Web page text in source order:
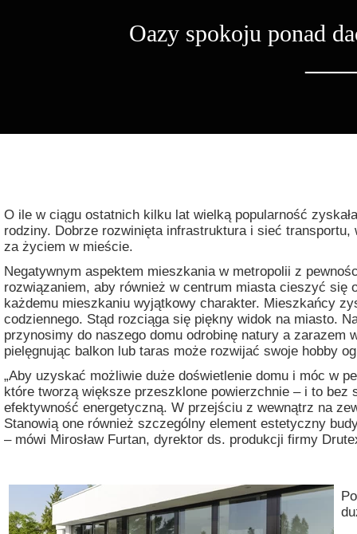
Negatywnym aspektem mieszkania w metropolii z
rozwiązaniem, aby również w centrum miasta cieszyć się
każdemu mieszkaniu wyjątkowy charakter. Mieszkańcy
codziennego. Stąd rozciąga się piękny widok na miasto.
przynosimy do naszego domu odrobinę natury a
pielęgnując balkon lub taras może rozwijać swoje hobby
„Aby uzyskać możliwie duże doświetlenie domu i móc w
które tworzą większe przeszklone powierzchnie – i to
efektywność energetyczną. W przejściu z wewnątrz na
Stanowią one również szczególny element estetyczny
– mówi Mirosław Furtan, dyrektor ds. produkcji firmy
O ile w ciągu ostatnich kilku lat wielką popularność
rodziny. Dobrze rozwinięta infrastruktura i sieć
za życiem w mieście.
Oazy spokoju ponad